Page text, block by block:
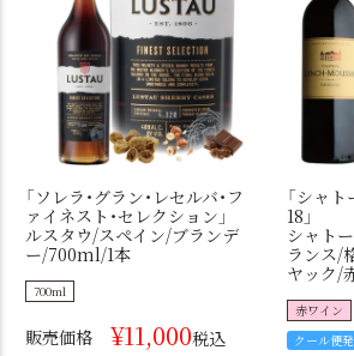
「ソレラ・グラン・レセルバ・フ
ァイネスト・セレクション」
ルスタウ/スペイン/ブランデ
ー/700ml/1本
700ml
販売価格 ¥11,000税込
「シャ
18」
シャト
ランス/
ヤック/
赤ワイン
クール便